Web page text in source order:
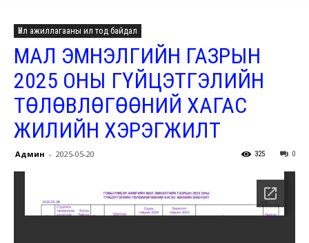
ЭМНЭЛГИЙН
ГАЗАР
Үйл ажиллагааны ил тод байдал
МАЛ ЭМНЭЛГИЙН ГАЗРЫН
2025 ОНЫ ГҮЙЦЭТГЭЛИЙН
ТӨЛӨВЛӨГӨӨНИЙ ХАГАС
ЖИЛИЙН ХЭРЭГЖИЛТ
Админ - 2025-05-20 0
325